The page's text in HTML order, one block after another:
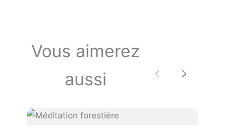
Vous aimerez
aussi